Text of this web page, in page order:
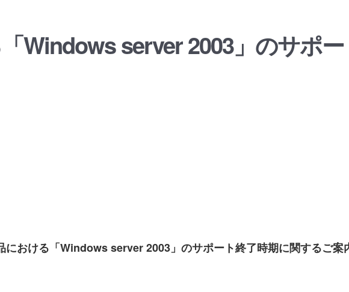
Windows server 2003」のサポ
における「Windows server 2003」のサポート終了時期に関するご案